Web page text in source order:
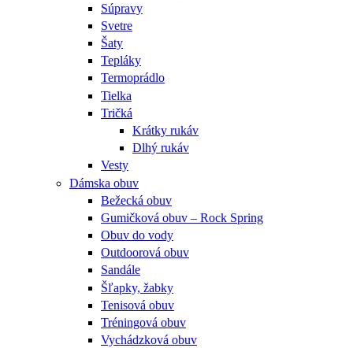
Súpravy
Svetre
Šaty
Tepláky
Termoprádlo
Tielka
Tričká
Krátky rukáv
Dlhý rukáv
Vesty
Dámska obuv
Bežecká obuv
Gumičková obuv – Rock Spring
Obuv do vody
Outdoorová obuv
Sandále
Šľapky, žabky
Tenisová obuv
Tréningová obuv
Vychádzková obuv